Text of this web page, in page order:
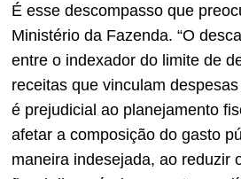
É esse descompasso que
Ministério da Fazenda. “O
entre o indexador do limite de
receitas que vinculam
é prejudicial ao planejamento
afetar a composição do gasto
maneira indesejada, ao reduzir